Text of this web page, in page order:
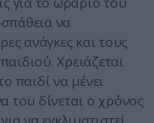
να
ανάγκες και τους
Χρειάζεται
παιδί να μένει
του δίνεται ο χρόνος